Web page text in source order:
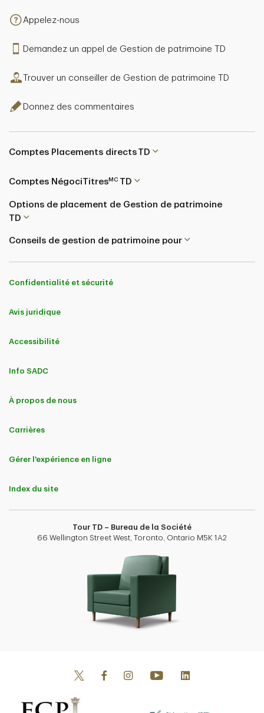
Appelez-nous
Demandez un appel de Gestion de patrimoine TD
Trouver un conseiller de Gestion de patrimoine TD
Donnez des commentaires
Comptes Placements directs TD
Comptes NégociTitres MC TD
Options de placement de Gestion de patrimoine
TD
Conseils de gestion de patrimoine pour
Confidentialité et sécurité
Avis juridique
Accessibilité
Info SADC
À propos de nous
Carrières
Gérer l'expérience en ligne
Index du site
Tour TD – Bureau de la Société
66 Wellington Street West, Toronto, Ontario M5K 1A2